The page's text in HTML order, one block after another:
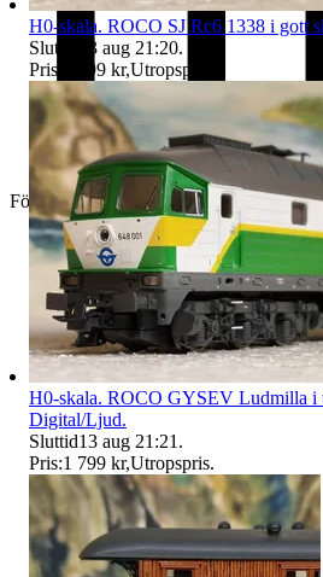
Företag
H0-skala. ROCO SJ Rc6 1338 i gott
Sluttid
13 aug 21:20.
Pris:
1 499 kr,Utropspris
H0-skala. ROCO GYSEV Ludmilla i
Digital/Ljud.
Sluttid13 aug 21:21 .
Pris:1 799 kr,Utropspris.